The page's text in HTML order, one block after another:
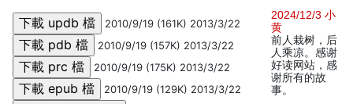
2010/9/19 (161K) 2013/3/22
2010/9/19 (157K) 2013/3/22
2010/9/19 (175K) 2013/3/22
2010/9/19 (129K) 2013/3/22
2024/12/3 小
黄
前人栽树，后
人乘凉。感谢
好读网站，感
谢所有的故
事。